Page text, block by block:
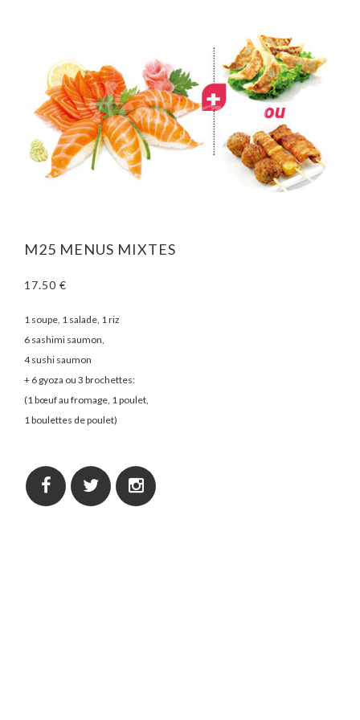
M25 MENUS MIXTES
17.50 €
1 soupe, 1 salade, 1 riz
6 sashimi saumon,
4 sushi saumon
+ 6 gyoza ou 3 brochettes:
(1 bœuf au fromage, 1 poulet,
1 boulettes de poulet)